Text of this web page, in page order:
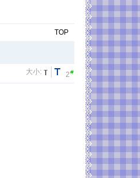
TOP
2#
大小: